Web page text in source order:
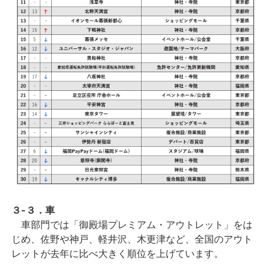
３-３．車
車部門では「御殿場プレミアム・アウトレット」をは
じめ、佐野や神戸、軽井沢、木更津など、全国のアウト
レットが去年に比べ大きく順位を上げています。